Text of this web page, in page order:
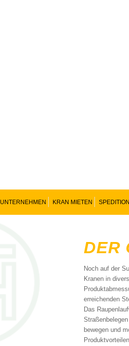
UNTERNEHMEN KRAN MIETEN
DER
Noch auf der
Kranen in
erreichenden
Das
bewegen und